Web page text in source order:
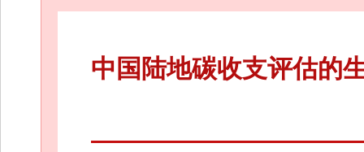
中国陆地碳收支评估的